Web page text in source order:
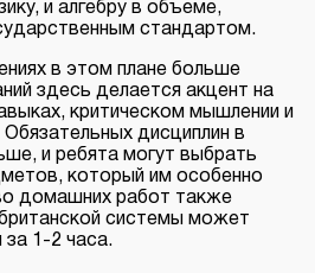
и алгебру в объеме,
стандартом.
в этом плане больше
здесь делается акцент на
критическом мышлении и
Обязательных дисциплин в
и ребята могут выбрать
который им особенно
домашних работ также
системы может
за 1-2 часа.